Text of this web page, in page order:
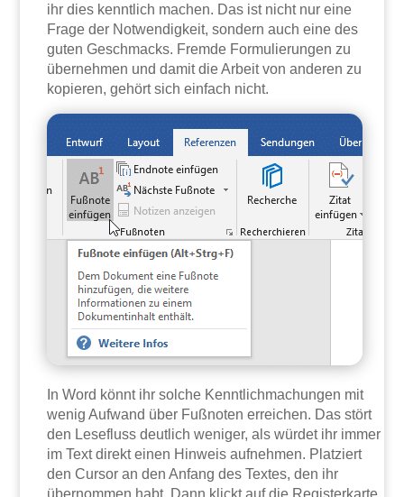
ihr dies kenntlich machen. Das ist nicht nur eine
Frage der Notwendigkeit, sondern auch eine des
guten Geschmacks. Fremde Formulierungen zu
übernehmen und damit die Arbeit von anderen zu
kopieren, gehört sich einfach nicht.
In Word könnt ihr solche Kenntlichmachungen mit
wenig Aufwand über Fußnoten erreichen. Das stört
den Lesefluss deutlich weniger, als würdet ihr immer
im Text direkt einen Hinweis aufnehmen. Platziert
den Cursor an den Anfang des Textes, den ihr
übernommen habt. Dann klickt auf die Registerkarte